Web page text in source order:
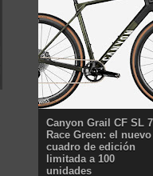
Canyon Grail CF SL 7
Race Green: el nuevo
cuadro de edición
limitada a 100
unidades